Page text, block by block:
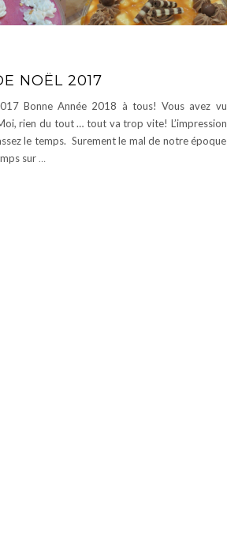
NOËL 2017
Bonne Année 2018 à tous! Vous avez vu
rien du tout … tout va trop vite! L’impression
le temps. Surement le mal de notre époque
sur …